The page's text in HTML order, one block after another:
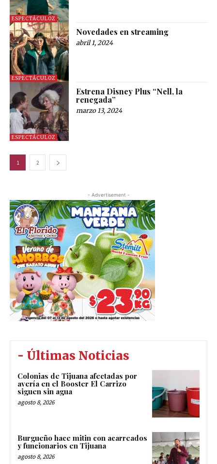
ESPECTÁCULOZ
ESPECTÁCULOZ
Novedades en streaming
abril 1, 2024
ESPECTÁCULOZ
Estrena Disney Plus “Nell, la
renegada”
marzo 13, 2024
1 2
- Advertisement -
- Últimas Noticias
Colonias de Tijuana afectadas por
avería en el Booster El Carrizo
siguen sin agua
agosto 8, 2026
Burgueño hace mitin con acarreados
y funcionarios en Tijuana
agosto 8, 2026